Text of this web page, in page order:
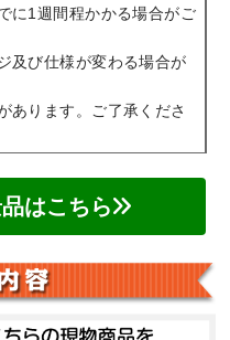
に1週間程かかる場合がご
及び仕様が変わる場合が
あります。ご了承くださ
はこちら